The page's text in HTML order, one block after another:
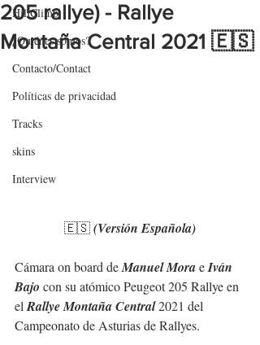
HillClimb
¿Quiénes somos?
Contacto/Contact
Políticas de privacidad
Tracks
skins
Interview
205 rallye) - Rallye
Montaña Central 2021 🇪🇸
🇪🇸 (Versión Española)
Cámara on board de Manuel Mora e Iván
Bajo con su atómico Peugeot 205 Rallye en
el Rallye Montaña Central 2021 del
Campeonato de Asturias de Rallyes.